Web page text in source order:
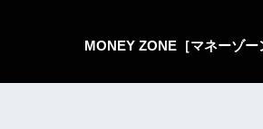
MONEY ZONE［マネーゾー